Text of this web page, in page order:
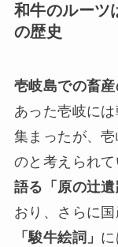
和牛のルー
の歴史
壱岐島での畜
あった壱岐に
集まったが、
のと考えられて
語る「原の辻
おり、さらに
「駿牛絵詞」